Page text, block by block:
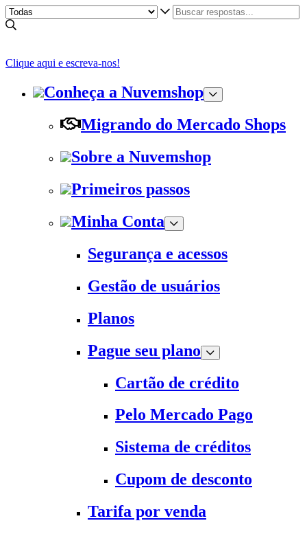
Clique aqui e escreva-nos!
Conheça a Nuvemshop
Migrando do Mercado Shops
Sobre a Nuvemshop
Primeiros passos
Minha Conta
Segurança e acessos
Gestão de usuários
Planos
Pague seu plano
Cartão de crédito
Pelo Mercado Pago
Sistema de créditos
Cupom de desconto
Tarifa por venda